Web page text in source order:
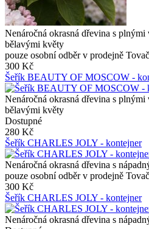
Nenáročná okrasná dřevina s
bělavými květy
pouze osobní odběr v prodejně
300 Kč
Šeřík BEAUTY OF MOSCOW -
Nenáročná okrasná dřevina s
bělavými květy
Dostupné
280 Kč
Šeřík CHARLES JOLY - kontejner
Nenáročná okrasná dřevina s
pouze osobní odběr v prodejně
300 Kč
Šeřík CHARLES JOLY - kontejner
Nenáročná okrasná dřevina s